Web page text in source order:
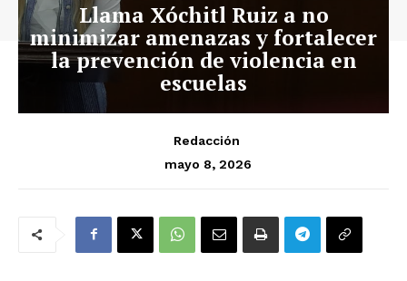
Llama Xóchitl Ruiz a no
minimizar amenazas y fortalecer
la prevención de violencia en
escuelas
Redacción
mayo 8, 2026